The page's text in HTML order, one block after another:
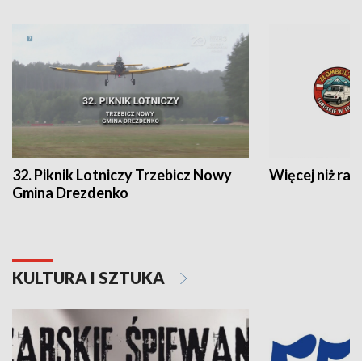
32. Piknik Lotniczy Trzebicz Nowy
Gmina Drezdenko
Więcej niż rajd
KULTURA I SZTUKA